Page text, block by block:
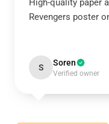
Revengers poster
S Soren
Verified owner